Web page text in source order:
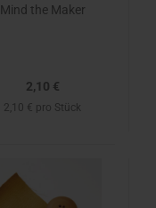
Mind the Maker
2,10 €
2,10 € pro Stück